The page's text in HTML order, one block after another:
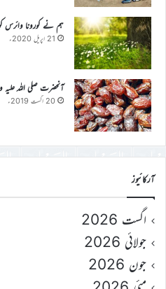
ہم نے کورونا وائرس
21 اپریل 2020ء
آنحضرت صلی اللہ
20 اگست 2019ء
آرکائیوز
اگست 2026
جولائی 2026
جون 2026